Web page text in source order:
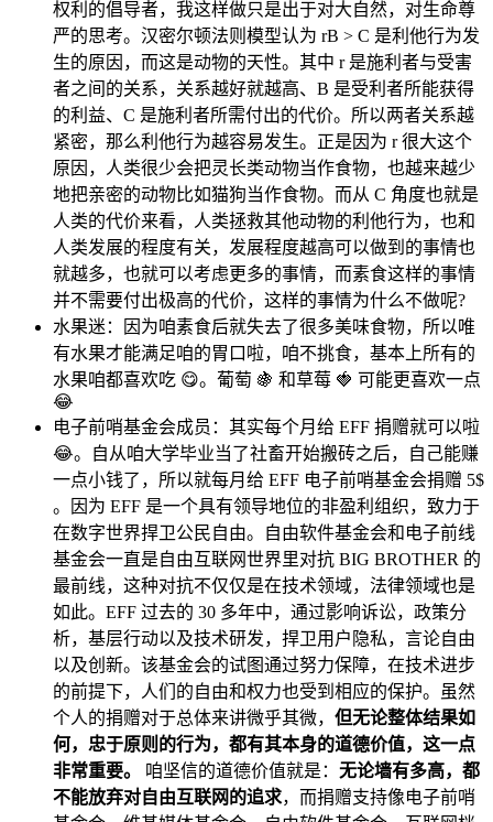
权利的倡导者，我这样做只是出于对大自然，对生命尊
严的思考。汉密尔顿法则模型认为 rB > C 是利他行为发
生的原因，而这是动物的天性。其中 r 是施利者与受害
者之间的关系，关系越好就越高、B 是受利者所能获得
的利益、C 是施利者所需付出的代价。所以两者关系越
紧密，那么利他行为越容易发生。正是因为 r 很大这个
原因，人类很少会把灵长类动物当作食物，也越来越少
地把亲密的动物比如猫狗当作食物。而从 C 角度也就是
人类的代价来看，人类拯救其他动物的利他行为，也和
人类发展的程度有关，发展程度越高可以做到的事情也
就越多，也就可以考虑更多的事情，而素食这样的事情
并不需要付出极高的代价，这样的事情为什么不做呢?
水果迷：因为咱素食后就失去了很多美味食物，所以唯
有水果才能满足咱的胃口啦，咱不挑食，基本上所有的
水果咱都喜欢吃 😋。葡萄 🍇 和草莓 🍓 可能更喜欢一点
😂
电子前哨基金会成员：其实每个月给 EFF 捐赠就可以啦
😂。自从咱大学毕业当了社畜开始搬砖之后，自己能赚
一点小钱了，所以就每月给 EFF 电子前哨基金会捐赠 5$
。因为 EFF 是一个具有领导地位的非盈利组织，致力于
在数字世界捍卫公民自由。自由软件基金会和电子前线
基金会一直是自由互联网世界里对抗 BIG BROTHER 的
最前线，这种对抗不仅仅是在技术领域，法律领域也是
如此。EFF 过去的 30 多年中，通过影响诉讼，政策分
析，基层行动以及技术研发，捍卫用户隐私，言论自由
以及创新。该基金会的试图通过努力保障，在技术进步
的前提下，人们的自由和权力也受到相应的保护。虽然
个人的捐赠对于总体来讲微乎其微， 但无论整体结果如
何，忠于原则的行为，都有其本身的道德价值，这一点
非常重要。
咱坚信的道德价值就是： 无论墙有多高，都
不能放弃对自由互联网的追求，而捐赠支持像电子前哨